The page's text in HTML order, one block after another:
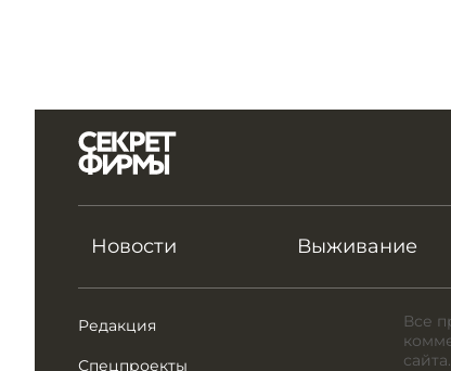
Новости Выживание
Редакция
Спецпроекты
Все